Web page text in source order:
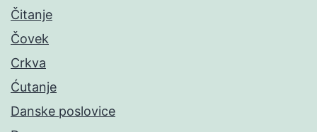
Čitanje
Čovek
Crkva
Ćutanje
Danske poslovice